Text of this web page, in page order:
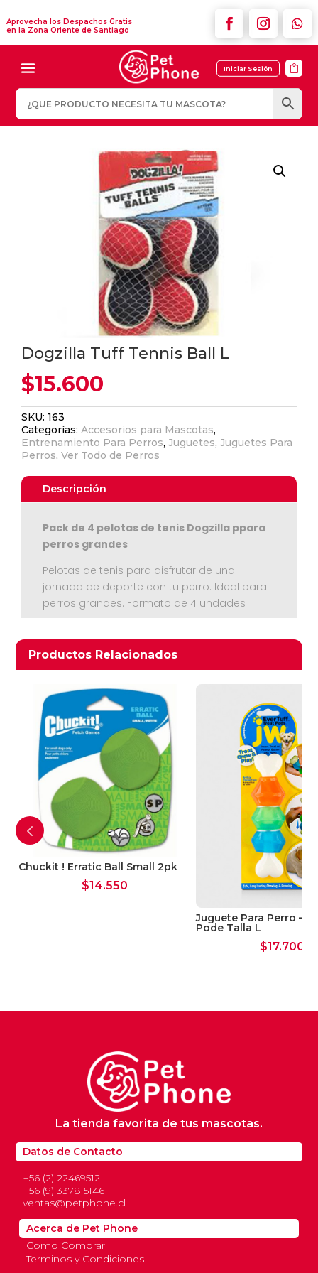
Aprovecha los Despachos Gratis
en la Zona Oriente de Santiago
Iniciar Sesión 
Ver Carrito
Seguir Comprando
Dogzilla Tuff Tennis Ball L
$15.600
SKU:163
Categorías:Accesorios para Mascotas,
Entrenamiento Para Perros,Juguetes,Juguetes Para
Perros,Ver Todo de Perros
Descripción
Pack de 4 pelotas de tenis Dogzilla ppara
perros grandes
Pelotas de tenis para disfrutar de una
jornada de deporte con tu perro. Ideal para
perros grandes. Formato de 4 undades
Productos Relacionados
Productos relacionados
Chuckit ! Erratic Ball Small 2pk
$14.550
Juguete Para Perro –
Pode Talla L
$17.700
Datos de Contacto
+56 (2) 22469512
+56 (9) 3378 5146
ventas@petphone.cl
La tienda favorita de tus mascotas.
Acerca de Pet Phone
Como Comprar
Terminos y Condiciones